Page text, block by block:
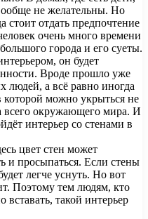
не желательны. Но
стоит отдать предпочтение
очень много времени
города и его суеты.
он будет
Вроде прошло уже
людей, а всё равно иногда
которой можно укрыться не
всего окружающего мира. И
интерьер со стенами в
цвет стен может
и просыпаться. Если стены
легче уснуть. Но вот
Поэтому тем людям, кто
такой интерьер